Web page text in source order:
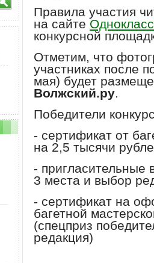
Правила участия
на сайте
конкурсной
Отметим, что
участниках после
мая) будет
Волжский.ру.
Победители
- сертификат от
на 2,5 тысячи
- пригласительные
3 места и выбор
- сертификат на
багетной
(спецприз
редакция)